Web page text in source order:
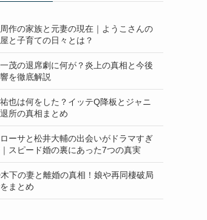
作の家族と元妻の現在｜ようこさんの
と子育ての日々とは？
茂の退席劇に何が？炎上の真相と今後
を徹底解説
也は何をした？イッテQ降板とジャニ
所の真相まとめ
ーサと松井大輔の出会いがドラマすぎ
スピード婚の裏にあった7つの真実
下の妻と離婚の真相！娘や再同棲破局
まとめ